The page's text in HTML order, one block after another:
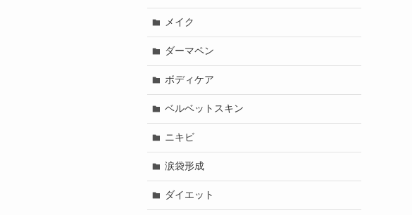
メイク
ダーマペン
ボディケア
ベルベットスキン
ニキビ
涙袋形成
ダイエット